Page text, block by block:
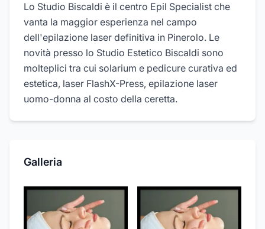
Lo Studio Biscaldi è il centro Epil Specialist che
vanta la maggior esperienza nel campo
dell'epilazione laser definitiva in Pinerolo. Le
novità presso lo Studio Estetico Biscaldi sono
molteplici tra cui solarium e pedicure curativa ed
estetica, laser FlashX-Press, epilazione laser
uomo-donna al costo della ceretta.
Galleria